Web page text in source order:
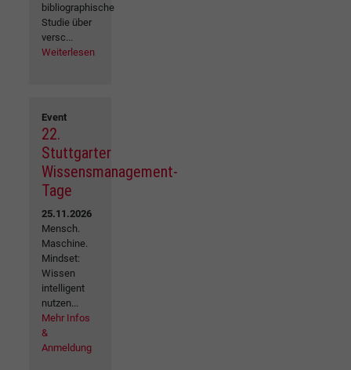
bibliographische
Studie über
versc...
Weiterlesen
Event
22.
Stuttgarter
Wissensmanagement-
Tage
25.11.2026
Mensch.
Maschine.
Mindset:
Wissen
intelligent
nutzen...
Mehr Infos
&
Anmeldung